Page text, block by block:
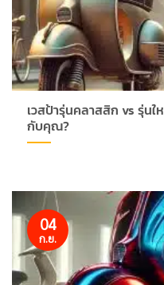
เวสป้ารุ่นคลาสสิก vs รุ่นใ
กับคุณ?
04
ก.ย.